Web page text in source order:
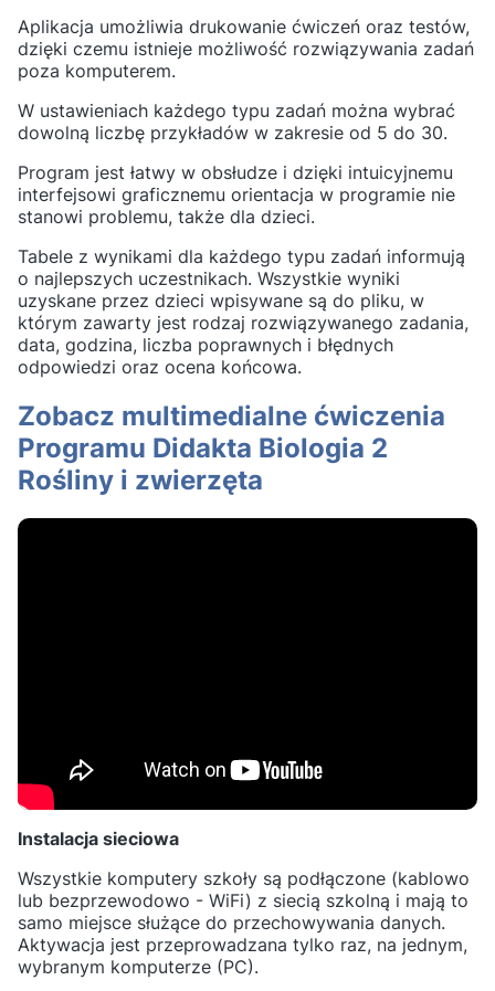
Aplikacja umożliwia drukowanie ćwiczeń oraz testów,
dzięki czemu istnieje możliwość rozwiązywania zadań
poza komputerem.
W ustawieniach każdego typu zadań można wybrać
dowolną liczbę przykładów w zakresie od 5 do 30.
Program jest łatwy w obsłudze i dzięki intuicyjnemu
interfejsowi graficznemu orientacja w programie nie
stanowi problemu, także dla dzieci.
Tabele z wynikami dla każdego typu zadań informują
o najlepszych uczestnikach. Wszystkie wyniki
uzyskane przez dzieci wpisywane są do pliku, w
którym zawarty jest rodzaj rozwiązywanego zadania,
data, godzina, liczba poprawnych i błędnych
odpowiedzi oraz ocena końcowa.
Zobacz multimedialne ćwiczenia
Programu Didakta Biologia 2
Rośliny i zwierzęta
Instalacja sieciowa
Wszystkie komputery szkoły są podłączone (kablowo
lub bezprzewodowo - WiFi) z siecią szkolną i mają to
samo miejsce służące do przechowywania danych.
Aktywacja jest przeprowadzana tylko raz, na jednym,
wybranym komputerze (PC).